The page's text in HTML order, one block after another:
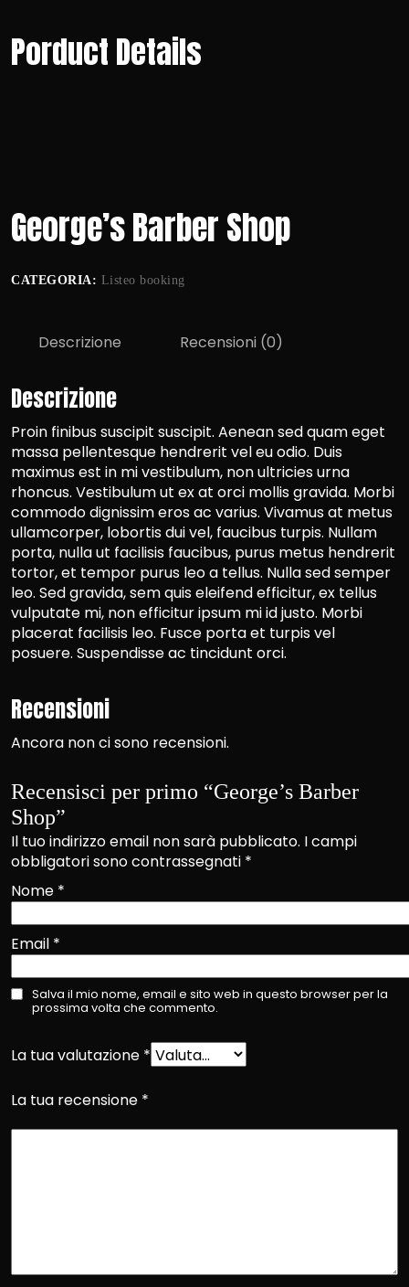
Porduct Details
George’s Barber Shop
CATEGORIA: Listeo booking
Descrizione Recensioni (0)
Descrizione
Proin finibus suscipit suscipit. Aenean sed quam eget
massa pellentesque hendrerit vel eu odio. Duis
maximus est in mi vestibulum, non ultricies urna
rhoncus. Vestibulum ut ex at orci mollis gravida. Morbi
commodo dignissim eros ac varius. Vivamus at metus
ullamcorper, lobortis dui vel, faucibus turpis. Nullam
porta, nulla ut facilisis faucibus, purus metus hendrerit
tortor, et tempor purus leo a tellus. Nulla sed semper
leo. Sed gravida, sem quis eleifend efficitur, ex tellus
vulputate mi, non efficitur ipsum mi id justo. Morbi
placerat facilisis leo. Fusce porta et turpis vel
posuere. Suspendisse ac tincidunt orci.
Recensioni
Ancora non ci sono recensioni.
Recensisci per primo “George’s Barber
Shop”
Il tuo indirizzo email non sarà pubblicato. I campi
obbligatori sono contrassegnati *
Nome *
Email *
Salva il mio nome, email e sito web in questo browser per la
prossima volta che commento.
La tua valutazione *
La tua recensione *